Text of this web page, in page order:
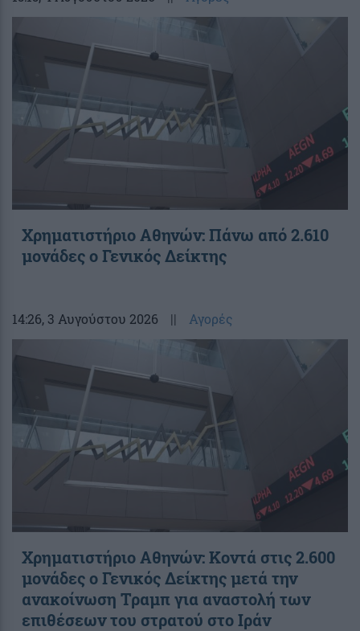
Χρηματιστήριο Αθηνών: Πάνω από 2.610
μονάδες ο Γενικός Δείκτης
14:26, 3 Αυγούστου 2026 || Αγορές
Χρηματιστήριο Αθηνών: Κοντά στις 2.600
μονάδες ο Γενικός Δείκτης μετά την
ανακοίνωση Τραμπ για αναστολή των
επιθέσεων του στρατού στο Ιράν